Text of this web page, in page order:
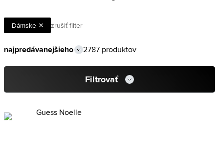
Dámske zrušiť filter
2787 produktov
Filtrovať